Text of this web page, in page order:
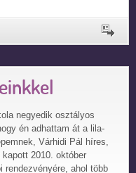
negyedik osztályos
én adhattam át a lila-
Várhidi Pál híres,
2010. október
rendezvényére, ahol több